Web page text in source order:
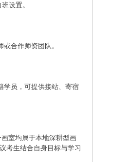
设置。
合作师资团队。
学员，可提供接站、寄宿
室均属于本地深耕型画
考生结合自身目标与学习